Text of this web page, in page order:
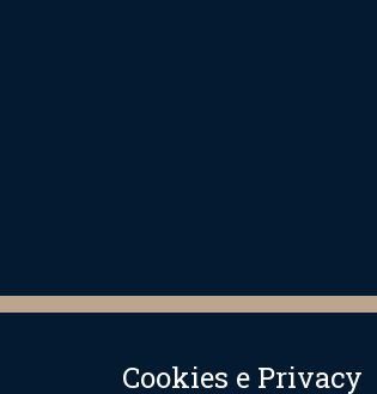
Car Dealers Advisory S.r.l.
Cookies e Privacy